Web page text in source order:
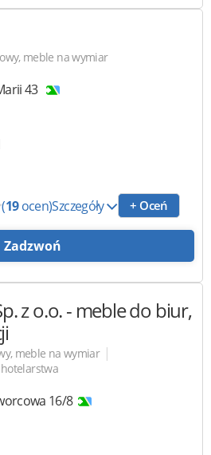
meble na wymiar
43
(19ocen)Szczegóły + Oceń
Zadzwoń
z o.o.- meble do biur,
meble na wymiar |
16/8